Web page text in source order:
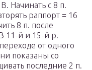
Начинать с 8 п.
раппорт = 16
8 п. после
11-й и 15-й р.
от одного
показаны со
последние 2 п.